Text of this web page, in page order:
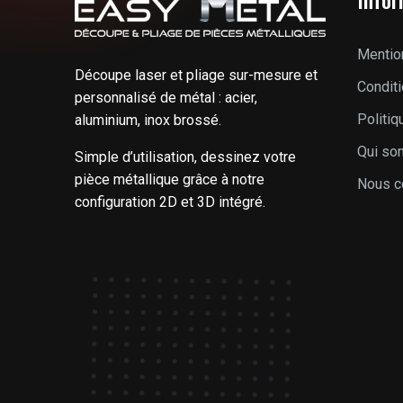
Découpe laser et pliage sur-mesure et
personnalisé de métal : acier,
aluminium, inox brossé.
Simple d’utilisation, dessinez votre
pièce métallique grâce à notre
configuration 2D et 3D intégré.
Qui
Nous